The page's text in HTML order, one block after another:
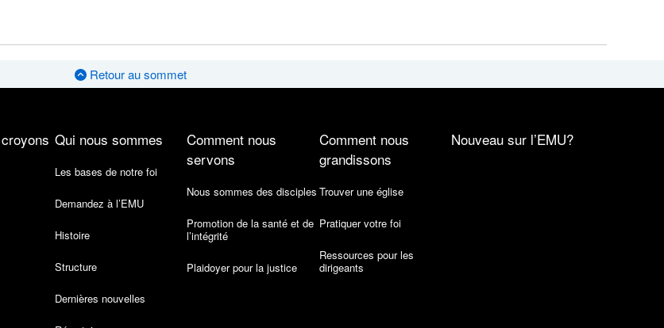
Retour au sommet
Qui nous sommes
Les bases de notre foi
Demandez à l’EMU
Histoire
Structure
Dernières nouvelles
Comment nous
servons
Nous sommes des disciples
Promotion de la santé et de
l’intégrité
Plaidoyer pour la justice
Comment nous
grandissons
Trouver une église
Pratiquer votre foi
Ressources pour les
dirigeants
Nouveau sur l’EMU?